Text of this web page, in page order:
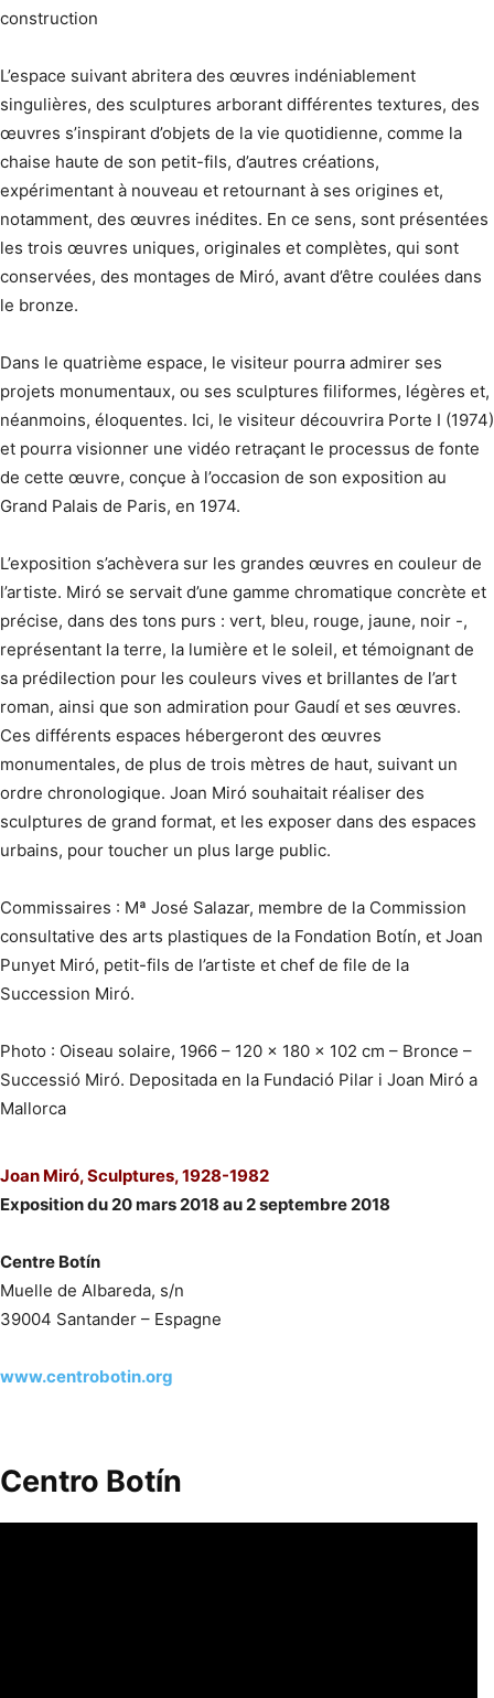
construction
L’espace suivant abritera des œuvres indéniablement
singulières, des sculptures arborant différentes textures, des
œuvres s’inspirant d’objets de la vie quotidienne, comme la
chaise haute de son petit-fils, d’autres créations,
expérimentant à nouveau et retournant à ses origines et,
notamment, des œuvres inédites. En ce sens, sont présentées
les trois œuvres uniques, originales et complètes, qui sont
conservées, des montages de Miró, avant d’être coulées dans
le bronze.
Dans le quatrième espace, le visiteur pourra admirer ses
projets monumentaux, ou ses sculptures filiformes, légères et,
néanmoins, éloquentes. Ici, le visiteur découvrira Porte I (1974)
et pourra visionner une vidéo retraçant le processus de fonte
de cette œuvre, conçue à l’occasion de son exposition au
Grand Palais de Paris, en 1974.
L’exposition s’achèvera sur les grandes œuvres en couleur de
l’artiste. Miró se servait d’une gamme chromatique concrète et
précise, dans des tons purs : vert, bleu, rouge, jaune, noir -,
représentant la terre, la lumière et le soleil, et témoignant de
sa prédilection pour les couleurs vives et brillantes de l’art
roman, ainsi que son admiration pour Gaudí et ses œuvres.
Ces différents espaces hébergeront des œuvres
monumentales, de plus de trois mètres de haut, suivant un
ordre chronologique. Joan Miró souhaitait réaliser des
sculptures de grand format, et les exposer dans des espaces
urbains, pour toucher un plus large public.
Commissaires : Mª José Salazar, membre de la Commission
consultative des arts plastiques de la Fondation Botín, et Joan
Punyet Miró, petit-fils de l’artiste et chef de file de la
Succession Miró.
Photo : Oiseau solaire, 1966 – 120 x 180 x 102 cm – Bronce –
Successió Miró. Depositada en la Fundació Pilar i Joan Miró a
Mallorca
Joan Miró, Sculptures, 1928-1982
Exposition du 20 mars 2018 au 2 septembre 2018
Centre Botín
Muelle de Albareda, s/n
39004 Santander – Espagne
www.centrobotin.org
Centro Botín